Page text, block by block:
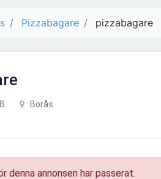
Pizzabagare pizzabagare
Borås
denna annonsen har passerat.